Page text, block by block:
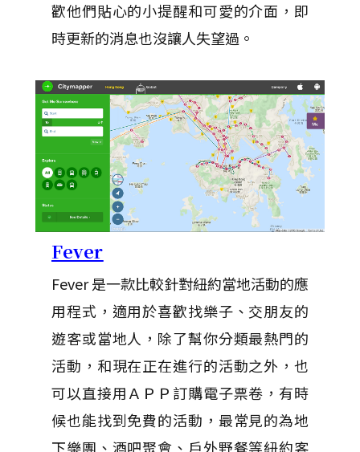
歡他們貼心的小提醒和可愛的介面，即
時更新的消息也沒讓人失望過。
Fever
Fever 是一款比較針對紐約當地活動的應
用程式，適用於喜歡找樂子、交朋友的
遊客或當地人，除了幫你分類最熱門的
活動，和現在正在進行的活動之外，也
可以直接用ＡＰＰ訂購電子票卷，有時
候也能找到免費的活動，最常見的為地
下樂團、酒吧聚會、戶外野餐等紐約客